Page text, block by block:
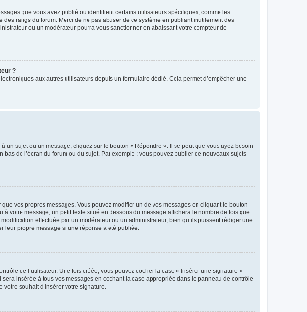
que vous avez publié ou identifient certains utilisateurs spécifiques, comme les
rangs du forum. Merci de ne pas abuser de ce système en publiant inutilement des
ou un modérateur pourra vous sanctionner en abaissant votre compteur de
?
aux autres utilisateurs depuis un formulaire dédié. Cela permet d’empêcher une
sujet ou un message, cliquez sur le bouton « Répondre ». Il se peut que vous ayez besoin
de l’écran du forum ou du sujet. Par exemple : vous pouvez publier de nouveaux sujets
vos propres messages. Vous pouvez modifier un de vos messages en cliquant le bouton
votre message, un petit texte situé en dessous du message affichera le nombre de fois que
effectuée par un modérateur ou un administrateur, bien qu’ils puissent rédiger une
leur propre message si une réponse a été publiée.
de l’utilisateur. Une fois créée, vous pouvez cocher la case « Insérer une signature »
insérée à tous vos messages en cochant la case appropriée dans le panneau de contrôle
souhait d’insérer votre signature.